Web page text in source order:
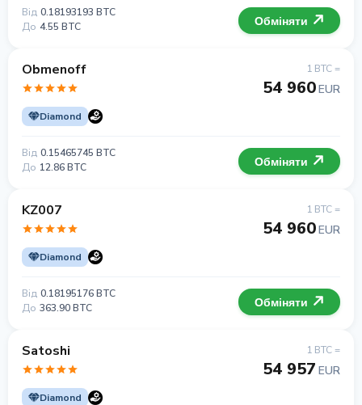
Від 0.18193193 BTC
До 4.55 BTC Обміняти
Obmenoff
Diamond
1 BTC =
54 960EUR
Від 0.15465745 BTC
До 12.86 BTC Обміняти
KZ007
Diamond
1 BTC =
54 960EUR
Від 0.18195176 BTC
До 363.90 BTC Обміняти
Satoshi
Diamond
1 BTC =
54 957 EUR